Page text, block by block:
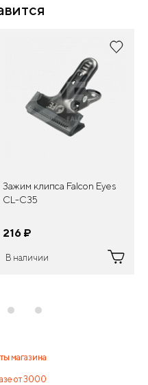
Зажим клипса Falcon Eyes
CL-C35
216 ¤
В наличии
магазина
от 3000